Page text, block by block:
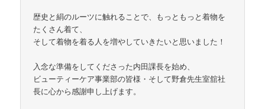
歴史と絹のルーツに触れることで、もっともっと着物を
たくさん着て、
そして着物を着る人を増やしていきたいと思いました！
入念な準備をしてくださった内田課長を始め、
ビューティーケア事業部の皆様・そして野倉先生室舘社
長に心から感謝申し上げます。